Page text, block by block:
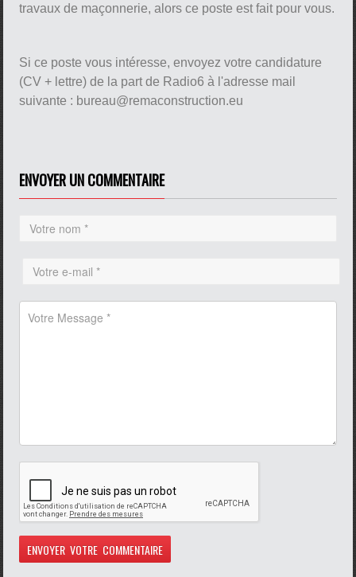
travaux de maçonnerie, alors ce poste est fait pour vous.
Si ce poste vous intéresse, envoyez votre candidature
(CV + lettre) de la part de Radio6 à l'adresse mail
suivante : bureau@remaconstruction.eu
ENVOYER UN COMMENTAIRE